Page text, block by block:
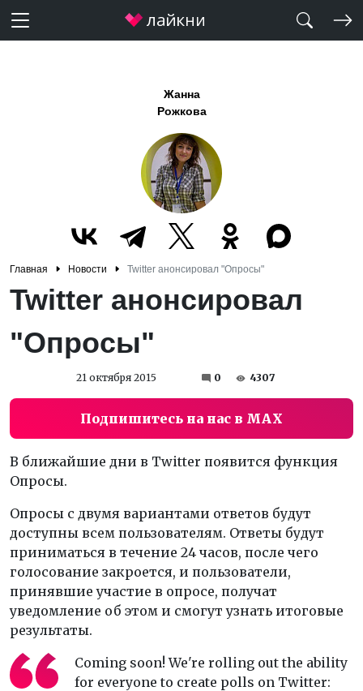
Жанна
Рожкова
Главная Новости Twitter анонсировал "Опросы"
Twitter анонсировал
"Опросы"
21 октября 2015 0 4307
Подпишитесь на нас в MAX
В ближайшие дни в Twitter появится функция
Опросы.
Опросы с двумя вариантами ответов будут
доступны всем пользователям. Ответы будут
приниматься в течение 24 часов, после чего
голосование закроется, и пользователи,
принявшие участие в опросе, получат
уведомление об этом и смогут узнать итоговые
результаты.
Coming soon! We're rolling out the ability
for everyone to create polls on Twitter: